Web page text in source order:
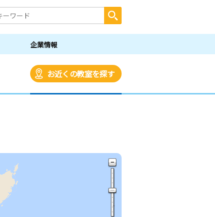
企業情報
お近くの教室を探す